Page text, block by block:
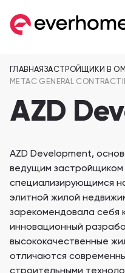
MENU НОВОСТРОЙКИ
Квартиры
от 257,599 AED
Wadi Zaha
Таунхаусы
Студии
от 257,599 AED
MENU РАЙОНЫ
MENU ЗАСТРОЙЩИКИ
Eagle Hills Properties
ГЛАВНАЯ ЗАСТРОЙЩИКИ В
METAC GENERAL
AZD
AZD Development,
ведущим застройщиком
специализирующимся
элитной жилой
зарекомендовала себя
инновационный
высококачественные
отличаются